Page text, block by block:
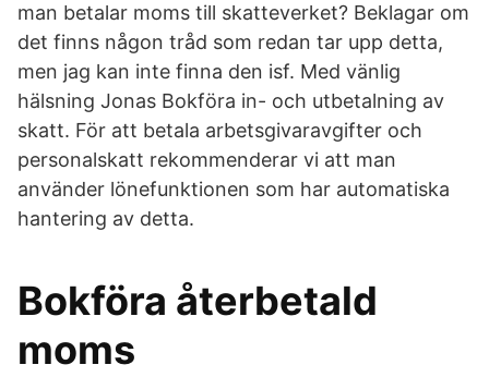
man betalar moms till skatteverket? Beklagar om
det finns någon tråd som redan tar upp detta,
men jag kan inte finna den isf. Med vänlig
hälsning Jonas Bokföra in- och utbetalning av
skatt. För att betala arbetsgivaravgifter och
personalskatt rekommenderar vi att man
använder lönefunktionen som har automatiska
hantering av detta.
Bokföra återbetald
moms